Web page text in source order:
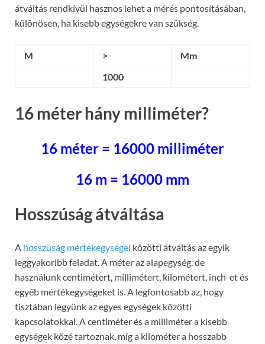
átváltás rendkívül hasznos lehet a mérés pontosításában,
különösen, ha kisebb egységekre van szükség.
M >
Mm
1000
16 méter hány milliméter?
16 méter = 16000 milliméter
16 m = 16000 mm
Hosszúság átváltása
A hosszúság mértékegységei közötti átváltás az egyik
leggyakoribb feladat. A méter az alapegység, de
használunk centimétert, millimétert, kilométert, inch-et és
egyéb mértékegységeket is. A legfontosabb az, hogy
tisztában legyünk az egyes egységek közötti
kapcsolatokkal. A centiméter és a milliméter a kisebb
egységek közé tartoznak, míg a kilométer a hosszabb